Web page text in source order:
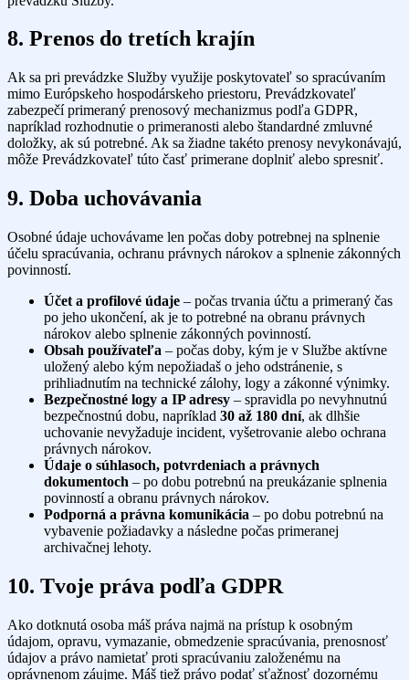
8. Prenos do tretích krajín
Ak sa pri prevádzke Služby využije poskytovateľ so spracúvaním
mimo Európskeho hospodárskeho priestoru, Prevádzkovateľ
zabezpečí primeraný prenosový mechanizmus podľa GDPR,
napríklad rozhodnutie o primeranosti alebo štandardné zmluvné
doložky, ak sú potrebné. Ak sa žiadne takéto prenosy nevykonávajú,
môže Prevádzkovateľ túto časť primerane doplniť alebo spresniť.
9. Doba uchovávania
Osobné údaje uchovávame len počas doby potrebnej na splnenie
účelu spracúvania, ochranu právnych nárokov a splnenie zákonných
povinností.
Účet a profilové údaje – počas trvania účtu a primeraný čas
po jeho ukončení, ak je to potrebné na obranu právnych
nárokov alebo splnenie zákonných povinností.
Obsah používateľa – počas doby, kým je v Službe aktívne
uložený alebo kým nepožiadaš o jeho odstránenie, s
prihliadnutím na technické zálohy, logy a zákonné výnimky.
Bezpečnostné logy a IP adresy – spravidla po nevyhnutnú
bezpečnostnú dobu, napríklad 30 až 180 dní, ak dlhšie
uchovanie nevyžaduje incident, vyšetrovanie alebo ochrana
právnych nárokov.
Údaje o súhlasoch, potvrdeniach a právnych
dokumentoch – po dobu potrebnú na preukázanie splnenia
povinností a obranu právnych nárokov.
Podporná a právna komunikácia – po dobu potrebnú na
vybavenie požiadavky a následne počas primeranej
archivačnej lehoty.
10. Tvoje práva podľa GDPR
Ako dotknutá osoba máš práva najmä na prístup k osobným
údajom, opravu, vymazanie, obmedzenie spracúvania, prenosnosť
údajov a právo namietať proti spracúvaniu založenému na
oprávnenom záujme. Máš tiež právo podať sťažnosť dozornému